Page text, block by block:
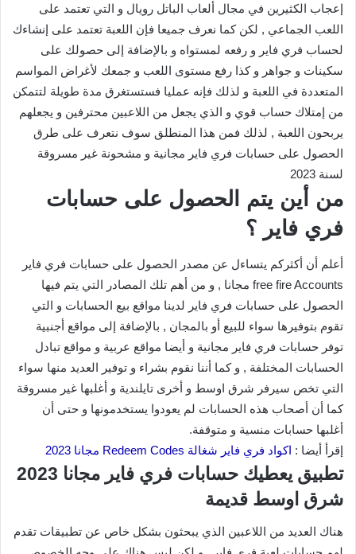
إعجاب الكثيرين في مجال ألعاب الباتل رويال و التي تعتمد على
اللعب الجماعي , لكن كما نعرف جميعا فإن اللعبة تعتمد على إنشاءك
لحساب فري فاير و رفعه لمستواه و بالإضافة إلى حصولك على
سكينات و جواهر و كذا رفع مستوى اللعب و جمعك لأغراض المواسم
المتعددة في اللعبة و لذلك فإنه عمليا فستستغرق مدة طويلة لتتمكن
من إمتلاك حساب قوي و الذي يجعل من اللاعبين محترفين و يجعلهم
يربحون اللعبة , لذلك فمن هذا المنطلق سوف نتعرف على طرق
الحصول على حسابات فري فاير مجانية و مشحونة غير مسروقة
لسنة 2023
من أين يتم الحصول على حسابات
فري فاير ؟
أعلم أن أكثركم يتساءل عن مصدر الحصول على حسابات فري فاير
free fire Accounts مجانا , و من أهم تلك المصادر التي يتم فيها
الحصول على حسابات فري فاير لدينا مواقع بيع الحسابات و التي
تقوم بتوفيرها سواء للبيع أو بالمجان , بالإضافة إلى مواقع أجنبية
توفر حسابات فري فاير مجانية و أيضا مواقع عربية و مواقع تبادل
الحسابات المختلفة , و كما أننا نقوم بشراء و توفير العديد منها سواء
التي تخص سيرفر شرق اوسط و أخرى تايلندية و أغلبها غير مسروقة
كما أن أصحاب هذه الحسابات لم يعودوا يستخدمونها و حتى أن
أغلبها حسابات منسية و متوقفة.
إقرأ أيضا : اكواد فري فاير شغالة Redeem Codes مجانا 2023
تطبيق يعطيك حسابات فري فاير مجانا 2023
شرق اوسط قديمة
هناك العديد من اللاعبين الذي يبحثون بشكل خاص عن تطبيقات تقدم